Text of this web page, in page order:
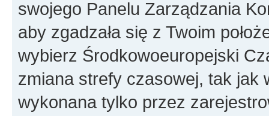
swojego Panelu Zarządzania
aby zgadzała się z Twoim
wybierz Środkowoeuropejski
zmiana strefy czasowej, tak jak
wykonana tylko przez